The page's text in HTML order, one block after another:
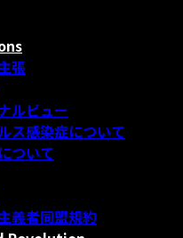
張
ルビュー
ス感染症について
ついて
義者同盟規約